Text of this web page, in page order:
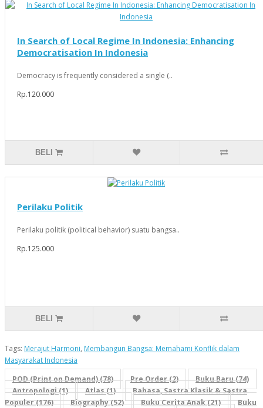
In Search of Local Regime In Indonesia: Enhancing
Democratisation In Indonesia
Democracy is frequently considered a single (..
Rp.120.000
BELI
Perilaku Politik
Perilaku politik (political behavior) suatu bangsa..
Rp.125.000
BELI
Tags: Merajut Harmoni, Membangun Bangsa: Memahami Konflik dalam
Masyarakat Indonesia
POD (Print on Demand) (78)
Pre Order (2)
Buku Baru (74)
Antropologi (1)
Atlas (1)
Bahasa, Sastra Klasik & Sastra
Populer (176)
Biography (52) Buku Cerita Anak (21)
Buku